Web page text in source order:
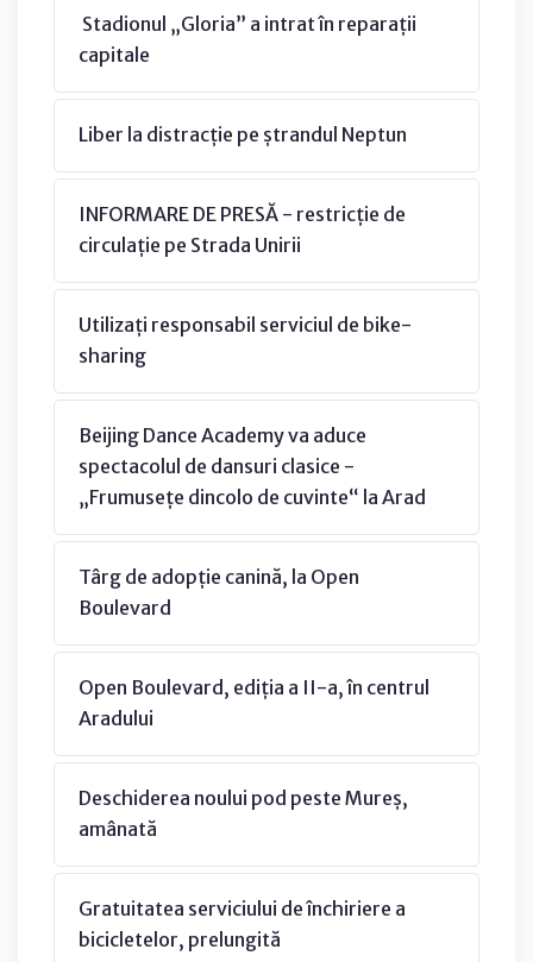
Stadionul „Gloria” a intrat în reparații
capitale
Liber la distracție pe ștrandul Neptun
INFORMARE DE PRESĂ - restricție de
circulație pe Strada Unirii
Utilizați responsabil serviciul de bike-
sharing
Beijing Dance Academy va aduce
spectacolul de dansuri clasice -
„Frumusețe dincolo de cuvinte“ la Arad
Târg de adopție canină, la Open
Boulevard
Open Boulevard, ediția a II-a, în centrul
Aradului
Deschiderea noului pod peste Mureș,
amânată
Gratuitatea serviciului de închiriere a
bicicletelor, prelungită